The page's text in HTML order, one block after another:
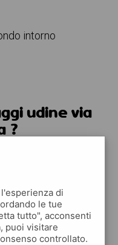
intorno
udine via
?
di
le tue
tutto", acconsenti
puoi visitare
controllato.